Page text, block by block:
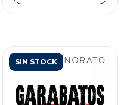
SIN STOCK